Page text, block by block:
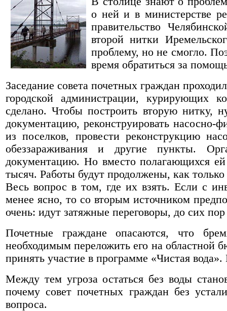
о ней и в министерстве
правительство
второй нитки
проблему, но не смогло.
время обратиться за
Заседание совета почетных граждан
городской администрации, курирующих
сделано. Чтобы построить вторую нитку,
документацию, реконструировать насосно-
из поселков, провести реконструкцию
обеззараживания и другие пункты.
документацию. Но вместо полагающихся
тысяч. Работы будут продолжены, как только
Весь вопрос в том, где их взять. Если с
менее ясно, то со вторым источником
очень: идут затяжные переговоры, до сих
Почетные граждане опасаются, что
необходимым переложить его на областной
принять участие в программе «Чистая
Между тем угроза остаться без воды
почему совет почетных граждан без
вопроса.